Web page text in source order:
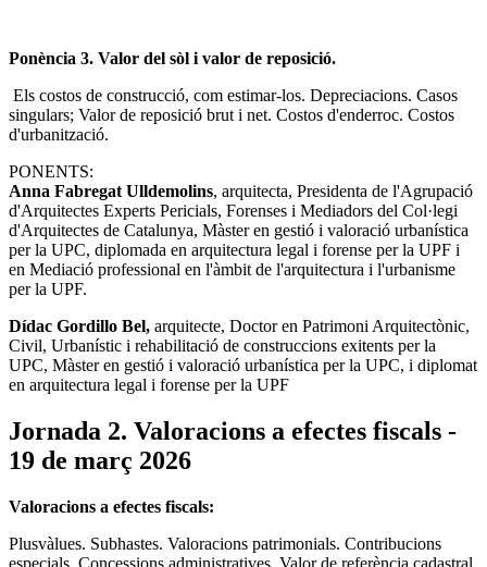
Ponència 3. Valor del sòl i valor de reposició.
Els costos de construcció, com estimar-los. Depreciacions. Casos
singulars; Valor de reposició brut i net. Costos d'enderroc. Costos
d'urbanització.
PONENTS:
Anna Fabregat Ulldemolins, arquitecta, Presidenta de l'Agrupació
d'Arquitectes Experts Pericials, Forenses i Mediadors del Col·legi
d'Arquitectes de Catalunya, Màster en gestió i valoració urbanística
per la UPC, diplomada en arquitectura legal i forense per la UPF i
en Mediació professional en l'àmbit de l'arquitectura i l'urbanisme
per la UPF.
Dídac Gordillo Bel, arquitecte, Doctor en Patrimoni Arquitectònic,
Civil, Urbanístic i rehabilitació de construccions exitents per la
UPC, Màster en gestió i valoració urbanística per la UPC, i diplomat
en arquitectura legal i forense per la UPF
Jornada 2. Valoracions a efectes fiscals -
19 de març 2026
Valoracions a efectes fiscals:
Plusvàlues. Subhastes. Valoracions patrimonials. Contribucions
especials. Concessions administratives. Valor de referència cadastral.